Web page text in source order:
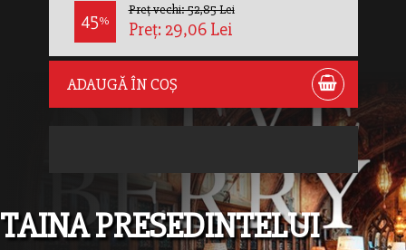
45%
Preț vechi: 52,85 Lei
Preț: 29,06 Lei
ADAUGĂ ÎN COȘ
TAINA PRESEDINTELUI